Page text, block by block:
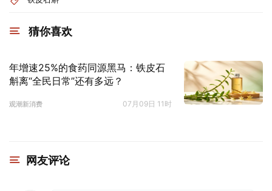
猜你喜欢
年增速25%的食药同源黑马：铁皮石
斛离“全民日常”还有多远？
观潮新消费 07月09日 11时
网友评论